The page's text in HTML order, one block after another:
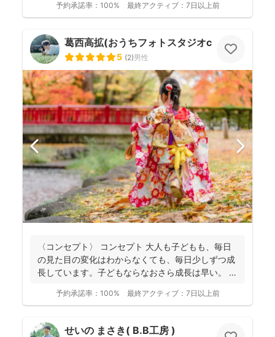
予約承諾率： 100% 最終アクティブ： 7日以上前
葛西高拡(おうちフォトスタジオcocofilm)
5 (2)男性
〈コンセプト〉 コンセプト 大人も子どもも、毎日
の見た目の変化はわからなくても、毎日少しずつ成
長しています。子どもならなおさら成長は早い。
予約承諾率： 100% 最終アクティブ： 7日以上前
せいの まさき( B.B工房 )